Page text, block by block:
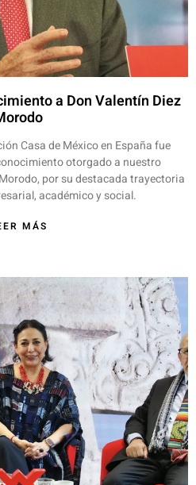
a Don Valentín Diez
Casa de México en España fue
otorgado a nuestro
por su destacada trayectoria
académico y social.
MÁS